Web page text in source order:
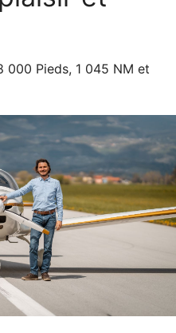
000 Pieds, 1 045 NM et